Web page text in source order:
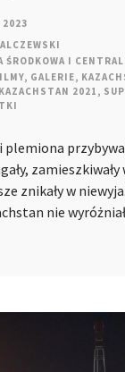
2023
ŚRODKOWA I
, GALERIE,
2021 ,
plemiona
zamieszkiwały
znikały w
nie